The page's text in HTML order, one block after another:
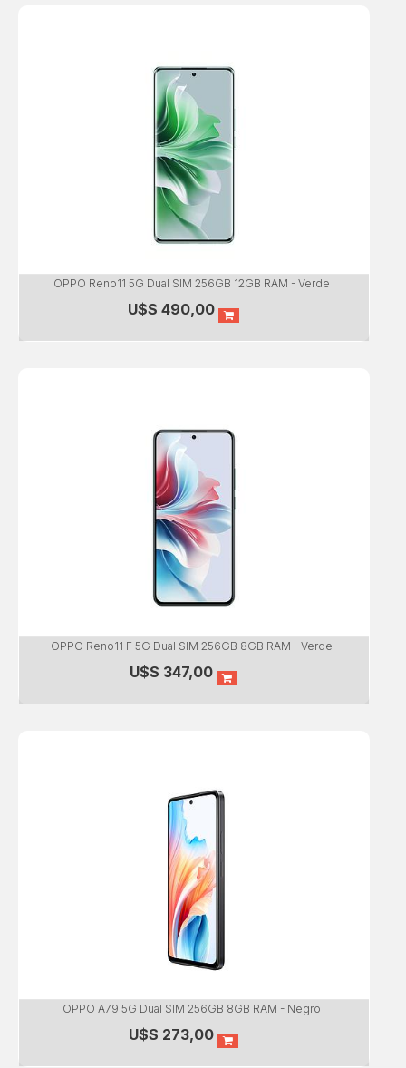
OPPO Reno11 5G Dual SIM 256GB 12GB RAM - Verde
U$S 490,00
OPPO Reno11 F 5G Dual SIM 256GB 8GB RAM - Verde
U$S 347,00
OPPO A79 5G Dual SIM 256GB 8GB RAM - Negro
U$S 273,00